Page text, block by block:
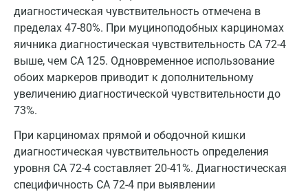
диагностическая чувствительность отмечена в
пределах 47-80%. При муциноподобных карциномах
яичника диагностическая чувствительность СА 72-4
выше, чем СА 125. Одновременное использование
обоих маркеров приводит к дополнительному
увеличению диагностической чувствительности до
73%.
При карциномах прямой и ободочной кишки
диагностическая чувствительность определения
уровня CA 72-4 составляет 20-41%. Диагностическая
специфичность СА 72-4 при выявлении
Кемерово
Ковров
Коломна
Королев
Котельники
Красногорск